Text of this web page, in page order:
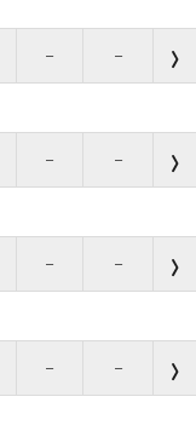
– –
– –
– –
– –